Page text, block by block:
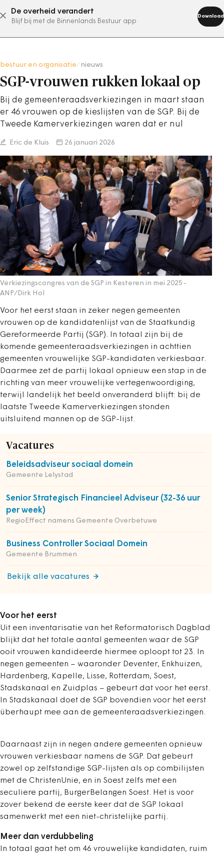
De overheid verandert
Blijf bij met de Binnenlands Bestuur app
Download
abonneer nu
bestuur en organisatie nieuws
SGP-vrouwen rukken lokaal op
Bij de gemeenteraadsverkiezingen in maart staan
er 46 vrouwen op de kieslijsten van de SGP. Bij de
Tweede Kamerverkiezingen waren dat er nul
Eric de Kluis 26 januari 2026
Verkiezingscongres van de SGP in Kesteren in mei 2025 -
ANP/Dirk Hol
Voor het eerst staan in zeker negen gemeenten
vrouwen op de kandidatenlijst van de Staatkundig
Gereformeerde Partij (SGP). In totaal zijn bij de
komende gemeenteraadsverkiezingen in achttien
gemeenten vrouwelijke SGP-kandidaten verkiesbaar.
Daarmee zet de partij lokaal opnieuw een stap in de
richting van meer vrouwelijke vertegenwoordiging,
terwijl landelijk het beeld onveranderd blijft: bij de
laatste Tweede Kamerverkiezingen stonden
uitsluitend mannen op de SGP-lijst.
Vacatures
Beleidsadviseur sociaal domein
Gemeente Lelystad
Senior Strategisch Financieel Adviseur (32-36 uur
per week)
RegioEffect namens Gemeente Overbetuwe
Business Controller Sociaal Domein
Gemeente Brummen
Bekijk alle vacatures
Voor het eerst
Uit een inventarisatie van het Reformatorisch Dagblad
blijkt dat het totale aantal gemeenten waar de SGP
ooit vrouwen kandideerde hiermee oploopt tot 23. In
negen gemeenten – waaronder Deventer, Enkhuizen,
Hardenberg, Kapelle, Lisse, Rotterdam, Soest,
Stadskanaal en Zuidplas – gebeurt dat voor het eerst.
In Stadskanaal doet de SGP bovendien voor het eerst
überhaupt mee aan de gemeenteraadsverkiezingen.
Daarnaast zijn in negen andere gemeenten opnieuw
vrouwen verkiesbaar namens de SGP. Dat gebeurt
zowel op zelfstandige SGP-lijsten als op combilijsten
met de ChristenUnie, en in Soest zelfs met een
seculiere partij, BurgerBelangen Soest. Het is voor
zover bekend de eerste keer dat de SGP lokaal
samenwerkt met een niet-christelijke partij.
Meer dan verdubbeling
In totaal gaat het om 46 vrouwelijke kandidaten, ruim